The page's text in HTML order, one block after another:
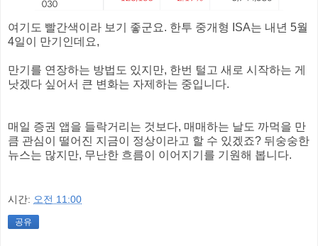
여기도 빨간색이라 보기 좋군요. 한투 중개형 ISA는 내년 5월
4일이 만기인데요,
만기를 연장하는 방법도 있지만, 한번 털고 새로 시작하는 게
낫겠다 싶어서 큰 변화는 자제하는 중입니다.
매일 증권 앱을 들락거리는 것보다, 매매하는 날도 까먹을 만
큼 관심이 떨어진 지금이 정상이라고 할 수 있겠죠? 뒤숭숭한
뉴스는 많지만, 무난한 흐름이 이어지기를 기원해 봅니다.
시간: 오전 11:00
공유